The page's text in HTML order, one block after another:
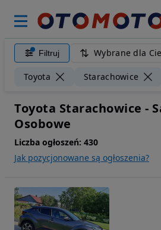
Filtruj Wybrane dla
Toyota Starachowice
Toyota Starachowice -
Osobowe
Liczba ogłoszeń: 430
Jak pozycjonowane są ogłoszenia?